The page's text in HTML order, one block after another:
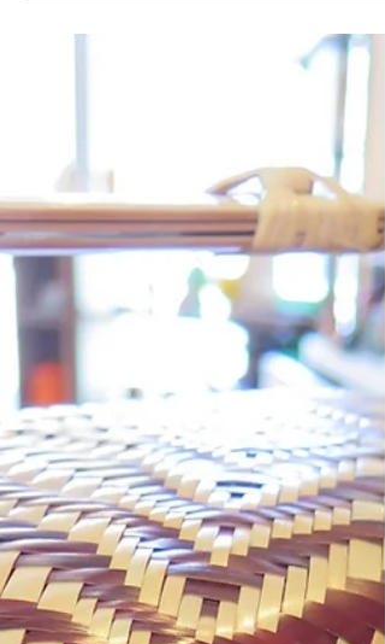
らを手放せれるということで、骨董品や
その他由緒あるお品は公的機関に寄付さ
れるとのことでした。さらにご家族、ご